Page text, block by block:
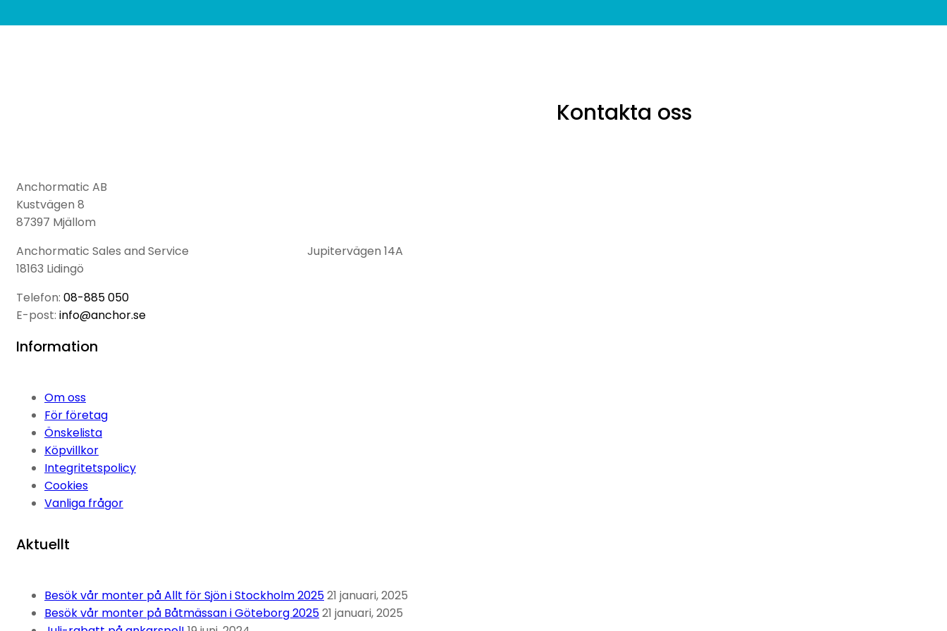
Kontakta oss
Anchormatic AB
Kustvägen 8
87397 Mjällom
Anchormatic Sales and Service Jupitervägen 14A
18163 Lidingö
Telefon: 08-885 050
E-post: info@anchor.se
Information
Om oss
För företag
Önskelista
Köpvillkor
Integritetspolicy
Cookies
Vanliga frågor
Aktuellt
Besök vår monter på Allt för Sjön i Stockholm 202521 januari, 2025
Besök vår monter på Båtmässan i Göteborg 202521 januari, 2025